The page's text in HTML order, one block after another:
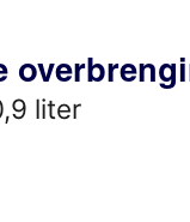
liter